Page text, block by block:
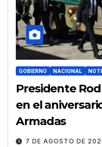
GOBIERNO NACIONAL
Presidente
en el
Armadas
7 DE AGOSTO DE